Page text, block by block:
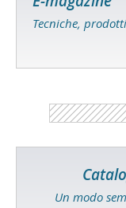
Tecniche,
Un modo